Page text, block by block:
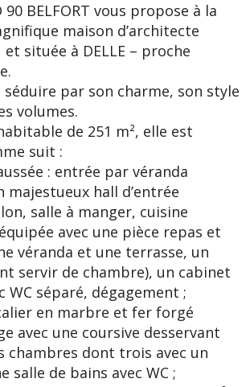
90 BELFORT vous propose à la
maison d’architecte
située à DELLE – proche
séduire par son charme, son style
volumes.
de 251 m², elle est
suit :
: entrée par véranda
majestueux hall d’entrée
salle à manger, cuisine
avec une pièce repas et
véranda et une terrasse, un
servir de chambre), un cabinet
WC séparé, dégagement ;
en marbre et fer forgé
avec une coursive desservant
chambres dont trois avec un
salle de bains avec WC ;